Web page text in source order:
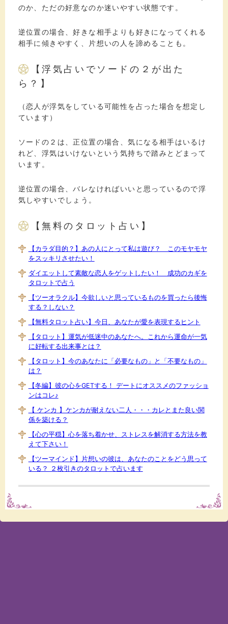
のか、ただの好意なのか迷いやすい状態です。
逆位置の場合、好きな相手よりも好きになってくれる
相手に傾きやすく、片想いの人を諦めることも。
【浮気占いでソードの２が出た
ら？】
（恋人が浮気をしている可能性を占った場合を想定し
ています）
ソードの２は、正位置の場合、気になる相手はいるけ
れど、浮気はいけないという気持ちで踏みとどまって
います。
逆位置の場合、バレなければいいと思っているので浮
気しやすいでしょう。
【無料のタロット占い】
【カラダ目的？】あの人にとって私は遊び？ このモヤモヤ
をスッキリさせたい！
ダイエットして素敵な恋人をゲットしたい！ 成功のカギを
タロットで占う
【ツーオラクル】今欲しいと思っているものを買ったら後悔
する？しない？
【無料タロット占い】今日、あなたが愛を表現するヒント
【タロット】運気が低迷中のあなたへ。これから運命が一気
に好転する出来事とは？
【タロット】今のあなたに「必要なもの」と「不要なもの」
は？
【冬編】彼の心をGETする！ デートにオススメのファッショ
ンはコレ♪
【 ケンカ 】ケンカが耐えない二人・・・カレとまた良い関
係を築ける？
【心の平穏】心を落ち着かせ、ストレスを解消する方法を教
えて下さい！
【ツーマインド】片想いの彼は、あなたのことをどう思って
いる？ ２枚引きのタロットで占います